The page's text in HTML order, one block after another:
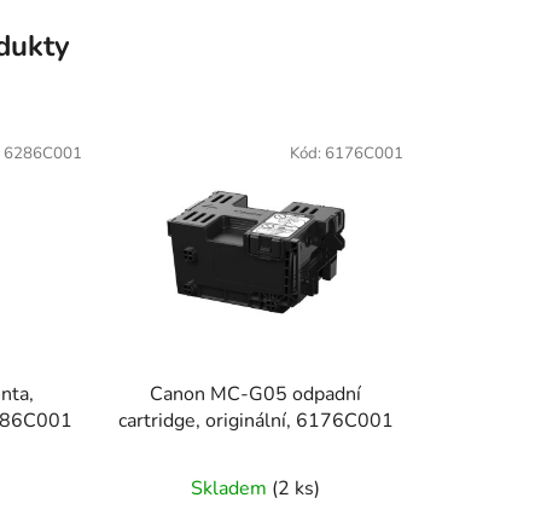
6286C001
Canon MC-G05 odpadní
cartridge, originální, 6176C001
Skladem (2 ks)
Kód: 6176C001